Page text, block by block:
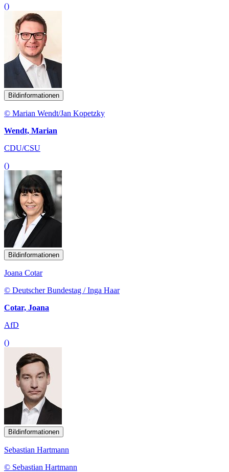
()
Bildinformationen
© Marian Wendt/Jan Kopetzky
Wendt, Marian
CDU/CSU
()
Bildinformationen
Joana Cotar
© Deutscher Bundestag / Inga Haar
Cotar, Joana
AfD
()
Bildinformationen
Sebastian Hartmann
© Sebastian Hartmann